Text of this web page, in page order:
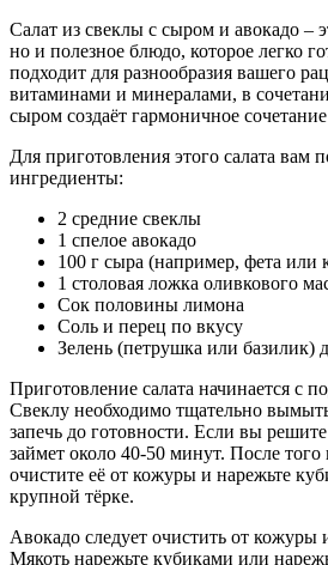
Салат из свеклы с сыром и авокадо –
но и полезное блюдо, которое легко
подходит для разнообразия вашего
витаминами и минералами, в
сыром создаёт гармоничное
Для приготовления этого салата вам
ингредиенты:
2 средние свеклы
1 спелое авокадо
100 г сыра (например, фета или
1 столовая ложка оливкового
Сок половины лимона
Соль и перец по вкусу
Зелень (петрушка или базилик)
Приготовление салата начинается с
Свеклу необходимо тщательно
запечь до готовности. Если вы решите
займет около 40-50 минут. После того
очистите её от кожуры и нарежьте
крупной тёрке.
Авокадо следует очистить от кожуры
Мякоть нарежьте кубиками или